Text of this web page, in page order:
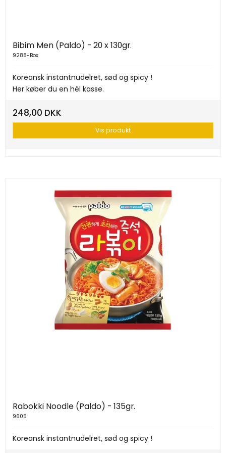
Bibim Men (Paldo) - 20 x 130gr.
9288-Box
Koreansk instantnudelret, sød og spicy !
Her køber du en hél kasse.
248,00 DKK
Vis produkt
Rabokki Noodle (Paldo) - 135gr.
9605
Koreansk instantnudelret, sød og spicy !